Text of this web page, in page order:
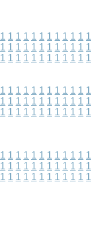
1 1 1 1 1 1 1 1 1 1 1 1
1 1 1 1 1 1 1 1 1 1 1 1
1 1 1 1 1 1 1 1 1 1 1 1
1 1 1 1 1 1 1 1 1 1 1 1
1 1 1 1 1 1 1 1 1 1 1 1
1 1 1 1 1 1 1 1 1 1 1 1
1 1 1 1 1 1 1 1 1 1 1 1
1 1 1 1 1 1 1 1 1 1 1 1
1 1 1 1 1 1 1 1 1 1 1 1